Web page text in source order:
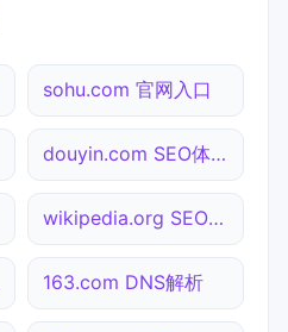
sohu.com 官网入口
douyin.com SEO体检
wikipedia.org SEO体检
163.com DNS解析